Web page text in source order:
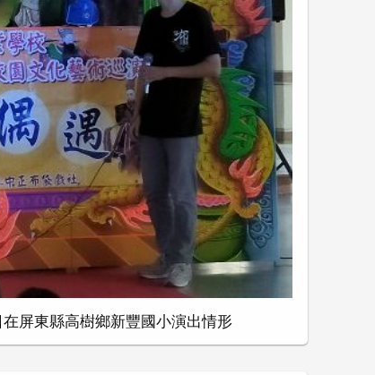
屏東縣高樹鄉新豐國小演出情形